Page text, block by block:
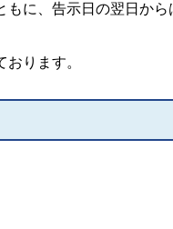
に、告示日の翌日か
ります。